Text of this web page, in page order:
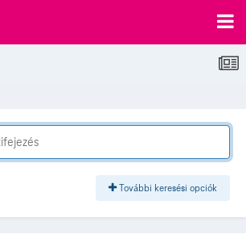
További keresési opciók